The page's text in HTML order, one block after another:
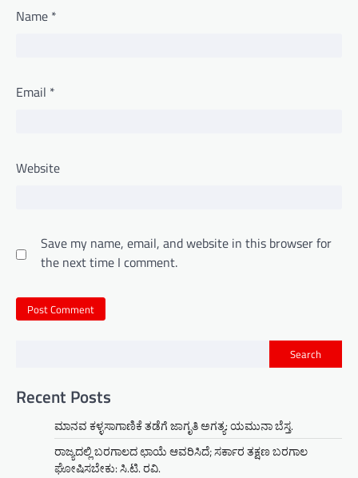
Name *
Email *
Website
Save my name, email, and website in this browser for
the next time I comment.
Search
Recent Posts
ಮಾನವ ಕಳ್ಳಸಾಗಾಣಿಕೆ ತಡೆಗೆ ಜಾಗೃತಿ ಅಗತ್ಯ: ಯಮುನಾ ಬೆಸ್ತ.
ರಾಜ್ಯದಲ್ಲಿ ಬರಗಾಲದ ಛಾಯೆ ಆವರಿಸಿದೆ; ಸರ್ಕಾರ ತಕ್ಷಣ ಬರಗಾಲ
ಘೋಷಿಸಬೇಕು: ಸಿ.ಟಿ. ರವಿ.